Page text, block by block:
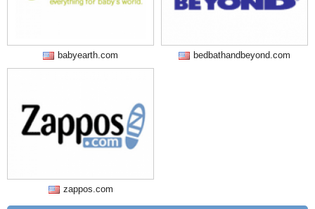
babyearth.com bedbathandbeyond.com
zappos.com